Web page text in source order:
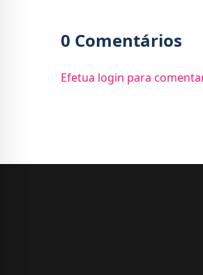
0 Comentários
Efetua login para